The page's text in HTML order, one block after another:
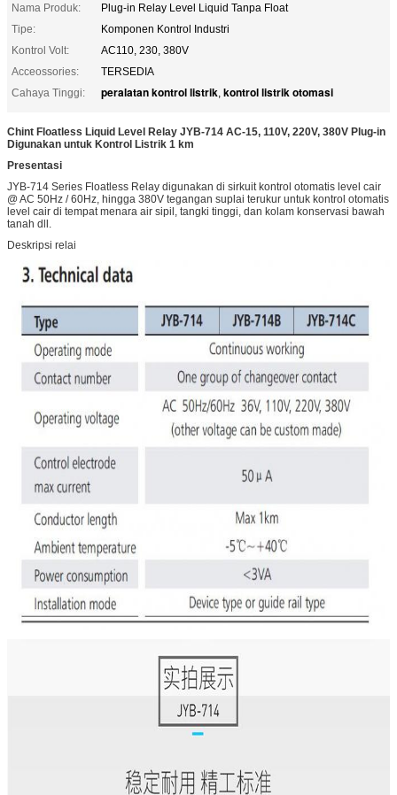
Nama Produk:
Plug-in Relay Level Liquid Tanpa Float
Tipe:
Komponen Kontrol Industri
Kontrol Volt:
AC110, 230, 380V
Acceossories:
TERSEDIA
Cahaya Tinggi:
peralatan kontrol listrik, kontrol listrik otomasi
Chint Floatless Liquid Level Relay JYB-714 AC-15, 110V, 220V, 380V Plug-in
Digunakan untuk Kontrol Listrik 1 km
Presentasi
JYB-714 Series Floatless Relay digunakan di sirkuit kontrol otomatis level cair
@ AC 50Hz / 60Hz, hingga 380V tegangan suplai terukur untuk kontrol otomatis
level cair di tempat menara air sipil, tangki tinggi, dan kolam konservasi bawah
tanah dll.
Deskripsi relai